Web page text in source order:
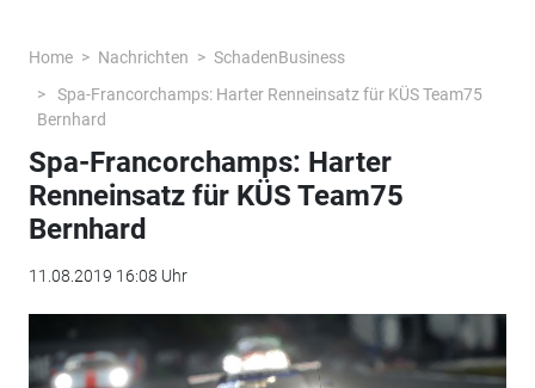
Home Nachrichten
SchadenBusiness
Spa-Francorchamps: Harter Renneinsatz für KÜS Team75
Bernhard
Spa-Francorchamps: Harter
Renneinsatz für KÜS Team75
Bernhard
11.08.2019 16:08 Uhr